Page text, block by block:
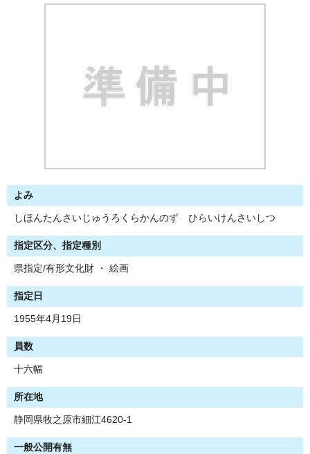
よみ
しほんたんさいじゅうろくらかんのず ひらいけんさいしつ
指定区分、指定種別
県指定/有形文化財 ・ 絵画
指定日
1955年4月19日
員数
十六幅
所在地
静岡県牧之原市細江4620-1
一般公開有無